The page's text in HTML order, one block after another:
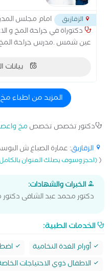
الزقازيق
امام مجلس
دكتوراة في جراحة المخ و
عين شمس .مدرس جراحة المخ
وانجلترا.زمالة اكلينيكيةبيانات
المزيد من اطباء
دكتور تخصص تخصص مخ
الزقازيق: عمارة الصباغ ش
((احجز وسوف يصلك العنوان بالكامل
الخبرات والشهادات:
دكتور محمد عبد الشافى
الخدمات الطبية:
أورام الغدة النخامية
الاطفال ذوي الاحتياجات